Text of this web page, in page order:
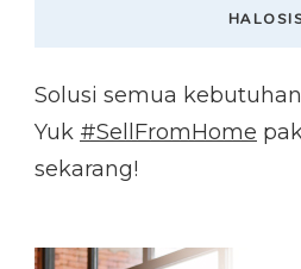
Solusi semua
Yuk #SellFromHome
sekarang!